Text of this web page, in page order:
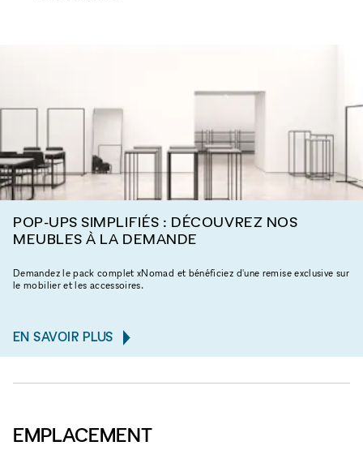
POP-UPS SIMPLIFIÉS : DÉCOUVREZ NOS
MEUBLES À LA DEMANDE
Demandez le pack complet xNomad et bénéficiez d'une remise exclusive sur
le mobilier et les accessoires.
EN SAVOIR PLUS
EMPLACEMENT